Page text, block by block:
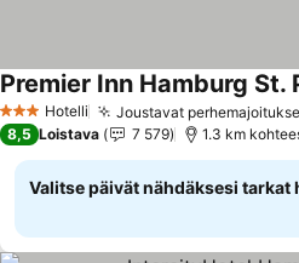
3 Tähtiluokitus
Hotelli Joustavat
Premier Inn Hamburg St.
8,5 Loistava 7 579 1.3 km
Valitse päivät nähdäksesi tarkat